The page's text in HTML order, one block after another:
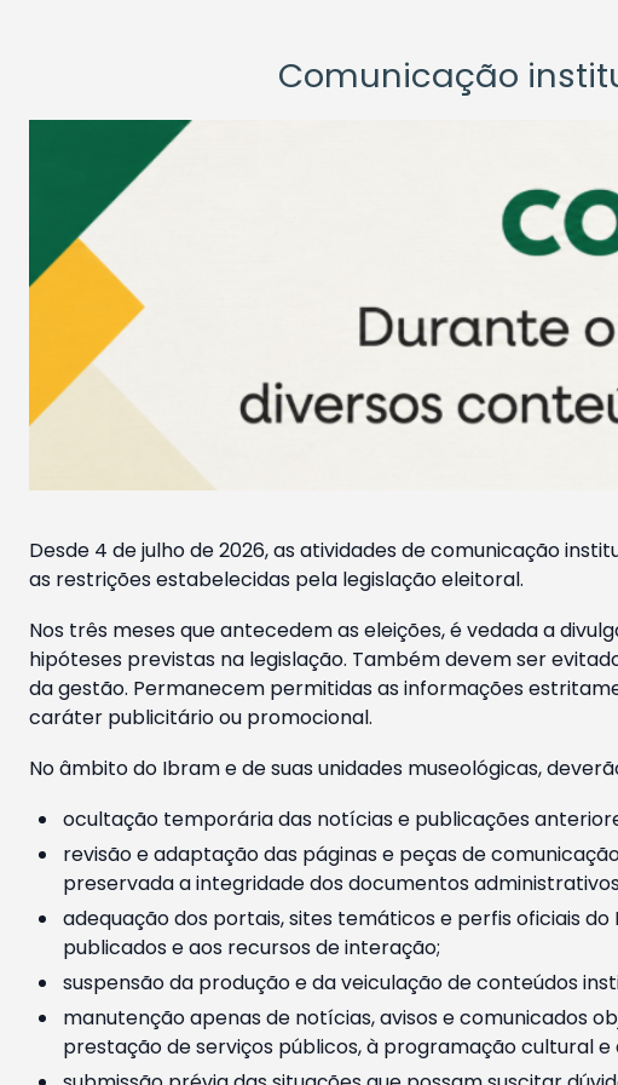
Comunicação
Desde 4 de julho de 2026, as atividades de comunicação
as restrições estabelecidas pela legislação eleitoral.
Nos três meses que antecedem as eleições, é vedada a
hipóteses previstas na legislação. Também devem ser
da gestão. Permanecem permitidas as informações
caráter publicitário ou promocional.
No âmbito do Ibram e de suas unidades museológicas,
ocultação temporária das notícias e publicações
revisão e adaptação das páginas e peças de
preservada a integridade dos documentos
adequação dos portais, sites temáticos e perfis oficiais
publicados e aos recursos de interação;
suspensão da produção e da veiculação de conteúdos
manutenção apenas de notícias, avisos e comunicados
prestação de serviços públicos, à programação cultural